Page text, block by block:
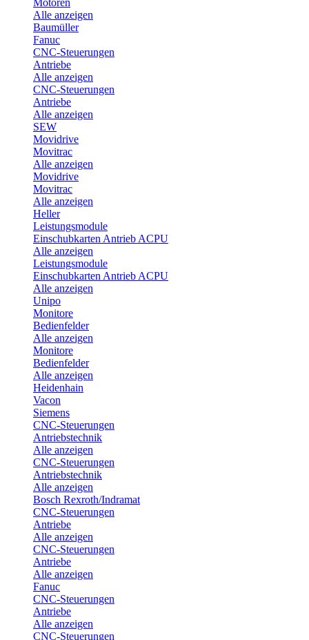
Motoren
Alle anzeigen
Baumüller
Fanuc
CNC-Steuerungen
Antriebe
Alle anzeigen
CNC-Steuerungen
Antriebe
Alle anzeigen
SEW
Movidrive
Movitrac
Alle anzeigen
Movidrive
Movitrac
Alle anzeigen
Heller
Leistungsmodule
Einschubkarten Antrieb ACPU
Alle anzeigen
Leistungsmodule
Einschubkarten Antrieb ACPU
Alle anzeigen
Unipo
Monitore
Bedienfelder
Alle anzeigen
Monitore
Bedienfelder
Alle anzeigen
Heidenhain
Vacon
Siemens
CNC-Steuerungen
Antriebstechnik
Alle anzeigen
CNC-Steuerungen
Antriebstechnik
Alle anzeigen
Bosch Rexroth/Indramat
CNC-Steuerungen
Antriebe
Alle anzeigen
CNC-Steuerungen
Antriebe
Alle anzeigen
Fanuc
CNC-Steuerungen
Antriebe
Alle anzeigen
CNC-Steuerungen